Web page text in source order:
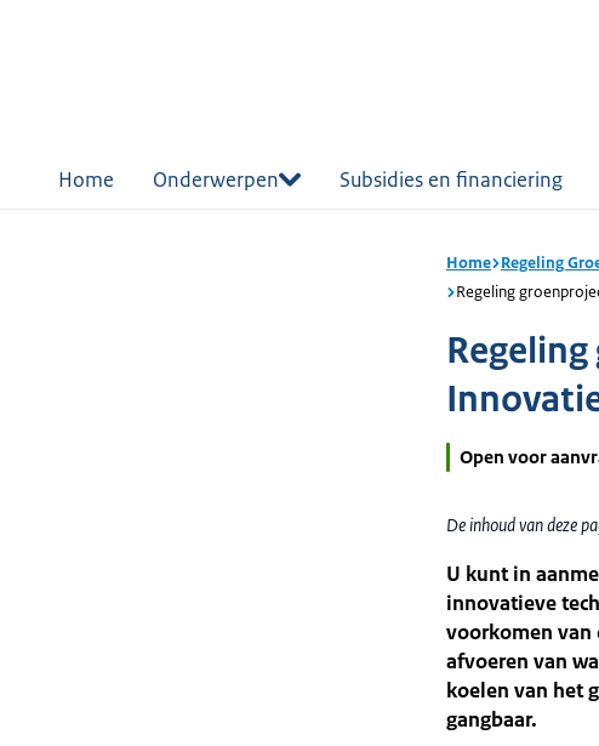
Home Onderwerpen Subsidies en financiering
Home Regeling
Regeling
Open voor
De inhoud van deze
U kunt in
innovatieve
voorkomen van
afvoeren van
koelen van het
gangbaar.